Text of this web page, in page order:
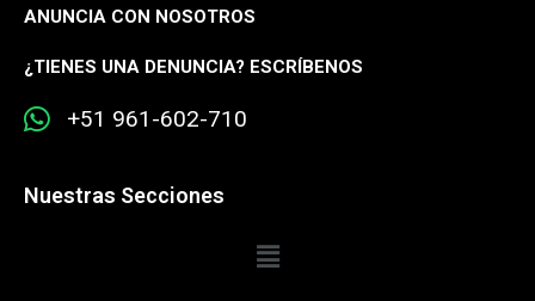
ANUNCIA CON NOSOTROS
¿TIENES UNA DENUNCIA? ESCRÍBENOS
+51 961-602-710
Nuestras Secciones